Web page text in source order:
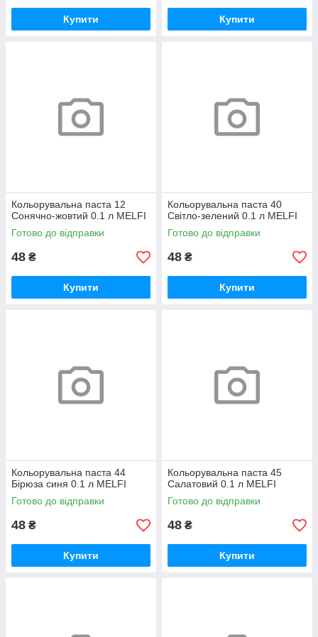
Купити Купити
Кольорувальна паста 12
Сонячно-жовтий 0.1 л MELFI
Готово до відправки
48 ₴
Купити
Кольорувальна паста 40
Світло-зелений 0.1 л MELFI
Готово до відправки
48 ₴
Купити
Кольорувальна паста 44
Бірюза синя 0.1 л MELFI
Готово до відправки
48 ₴
Купити
Кольорувальна паста 45
Салатовий 0.1 л MELFI
Готово до відправки
48 ₴
Купити